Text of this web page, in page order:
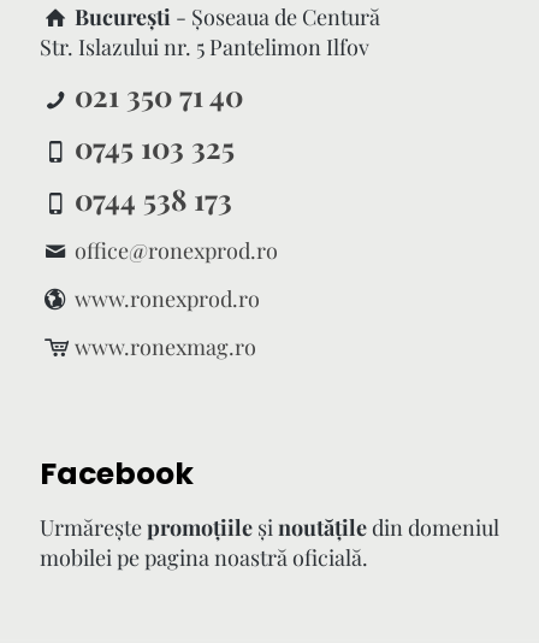
București - Şoseaua de Centură
Str. Islazului nr. 5 Pantelimon Ilfov
021 350 71 40
0745 103 325
0744 538 173
office@ronexprod.ro
www.ronexprod.ro
www.ronexmag.ro
Facebook
Urmăreştepromoţiile şi noutăţiledin domeniul
mobilei pe pagina noastră oficială.